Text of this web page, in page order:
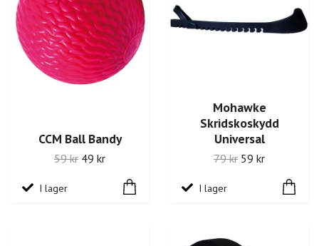
CCM Ball Bandy
59 kr 49 kr
I lager
Mohawke
Skridskoskydd
Universal
79 kr 59 kr
I lager